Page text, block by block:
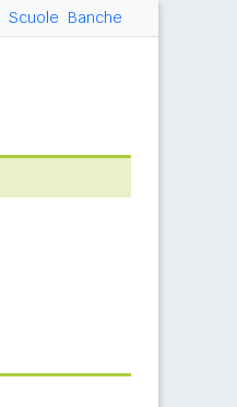
Scuole Banche